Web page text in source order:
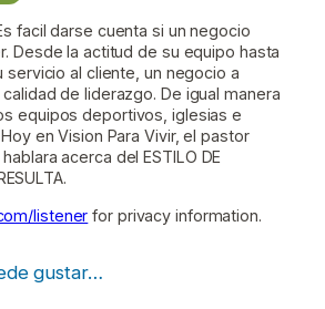
facil darse cuenta si un negocio
Desde la actitud de su equipo hasta
servicio al cliente, un negocio a
de liderazgo. De igual manera
equipos deportivos, iglesias e
en Vision Para Vivir, el pastor
acerca del ESTILO DE
listener for privacy information.
gustar…